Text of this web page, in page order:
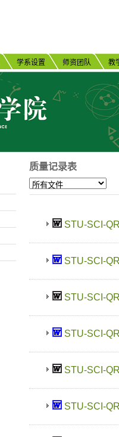
学系设置 师资团队 教
质量记录表
STU-SCI-
STU-SCI-
STU-SCI-
STU-SCI-
STU-SCI-
STU-SCI-